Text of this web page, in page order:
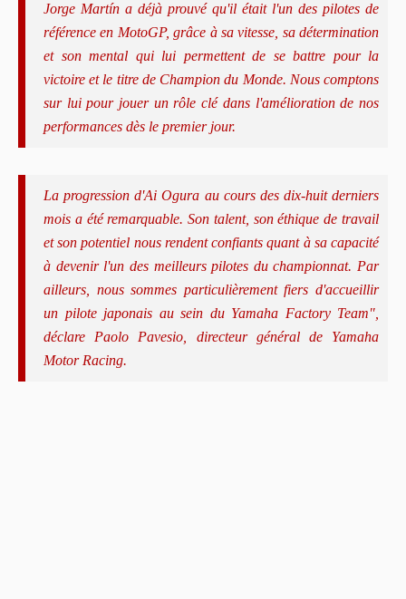
Jorge Martín a déjà prouvé qu'il était l'un des pilotes de
référence en MotoGP, grâce à sa vitesse, sa détermination
et son mental qui lui permettent de se battre pour la
victoire et le titre de Champion du Monde. Nous comptons
sur lui pour jouer un rôle clé dans l'amélioration de nos
performances dès le premier jour.
La progression d'Ai Ogura au cours des dix-huit derniers
mois a été remarquable. Son talent, son éthique de travail
et son potentiel nous rendent confiants quant à sa capacité
à devenir l'un des meilleurs pilotes du championnat. Par
ailleurs, nous sommes particulièrement fiers d'accueillir
un pilote japonais au sein du Yamaha Factory Team",
déclare Paolo Pavesio, directeur général de Yamaha
Motor Racing.